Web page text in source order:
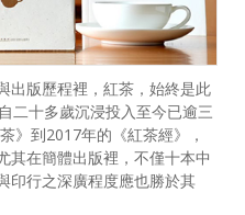
出版歷程裡，紅茶，始終是此
十多歲沉浸投入至今已逾三
》到2017年的《紅茶經》，
其在簡體出版裡，不僅十本中
印行之深廣程度應也勝於其